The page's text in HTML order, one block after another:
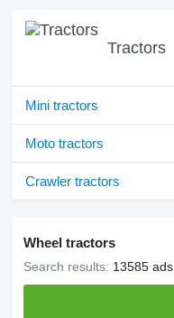
Tractors
Mini tractors
Moto tractors
Crawler tractors
Wheel tractors
Search results: 13585 ads